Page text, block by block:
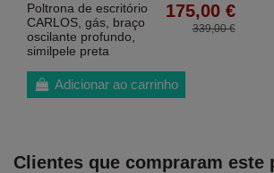
Poltrona de escritório
CARLOS, gás, braço
oscilante profundo,
similpele preta
175,00 €
339,00 €
Adicionar ao carrinho
Clientes que compraram